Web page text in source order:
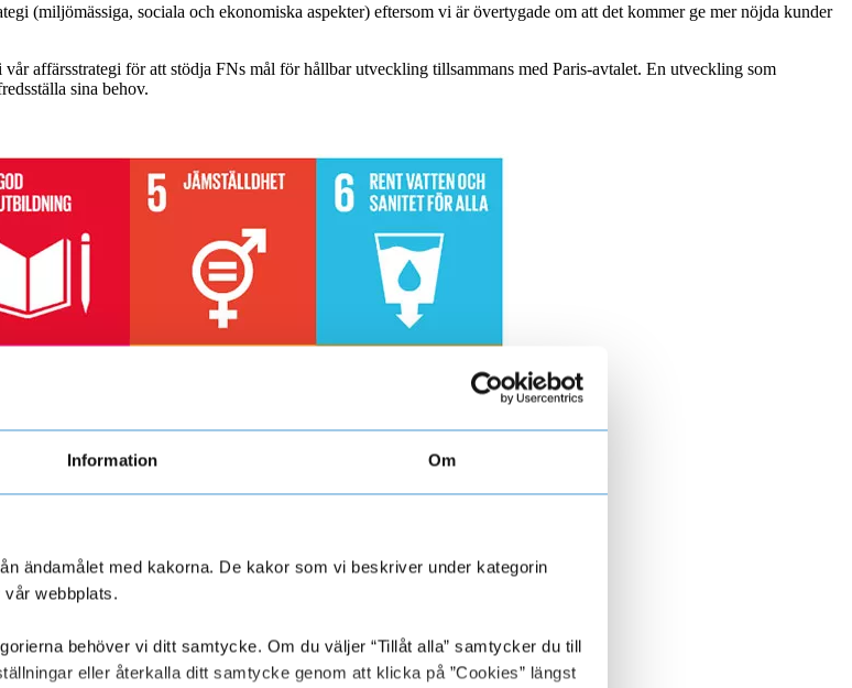
Information Om
ändamålet med kakorna. De kakor som vi beskriver under kategorin
vår webbplats.
behöver vi ditt samtycke. Om du väljer “Tillåt alla” samtycker du till
eller återkalla ditt samtycke genom att klicka på ”Cookies” längst
(miljömässiga, sociala och ekonomiska aspekter) eftersom vi är övertygade om att det kommer ge mer nöjda kunder
affärsstrategi för att stödja FNs mål för hållbar utveckling tillsammans med Paris-avtalet. En utveckling som
sina behov.